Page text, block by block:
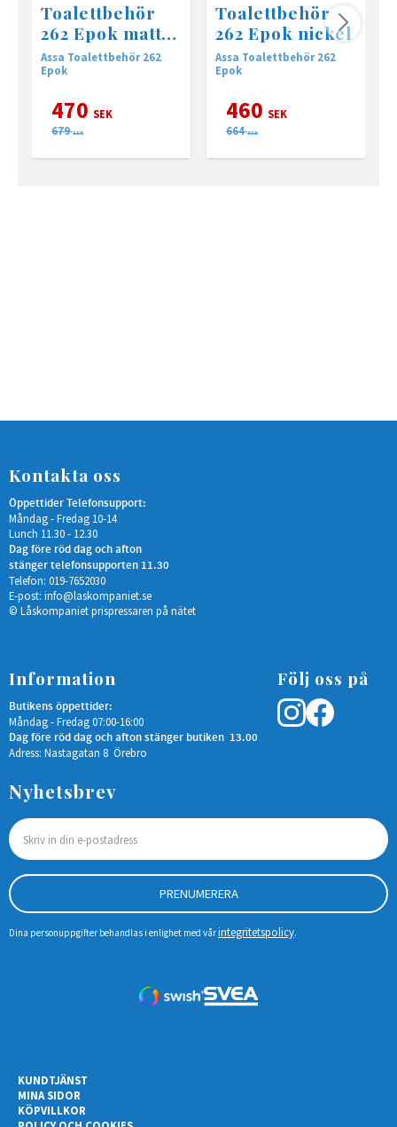
Toalettbehör
262 Epok matt
mässing
Assa Toalettbehör 262
Epok
470 SEK
679 SEK
Toalettbehör
262 Epok nickel
Assa Toalettbehör 262
Epok
460 SEK
664 SEK
Kontakta oss
Öppettider Telefonsupport:
Måndag - Fredag 10-14
Lunch 11.30 - 12.30
Dag före röd dag och afton
stänger telefonsupporten 11.30
Telefon: 019-7652030
E-post: info@laskompaniet.se
© Låskompaniet prispressaren på nätet
Information
Butikens öppettider:
Måndag - Fredag 07:00-16:00
Dag före röd dag och afton stänger butiken 13.00
Adress: Nastagatan 8 Örebro
Följ oss på
Nyhetsbrev
PRENUMERERA
Dina personuppgifter behandlas i enlighet med vårintegritetspolicy.
KUNDTJÄNST
MINA SIDOR
KÖPVILLKOR